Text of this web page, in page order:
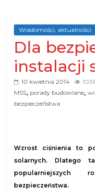
branży
budowlanej
Wiadomości, aktualności
Dla
instalacji
10 kwietnia 2014
MSS, porady budowlane,
bezpieczeństwa
Wzrost ciśnienia to
solarnych. Dlatego
popularniejszych
bezpieczeństwa.